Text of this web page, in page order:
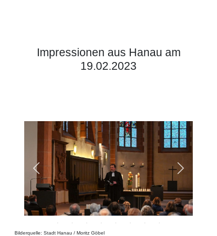
Impressionen aus Hanau am
19.02.2023
Bilderquelle: Stadt Hanau / Moritz Göbel